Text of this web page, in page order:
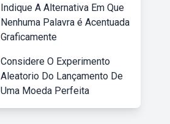
Indique A Alternativa Em Que
Nenhuma Palavra é Acentuada
Graficamente
Considere O Experimento
Aleatorio Do Lançamento De
Uma Moeda Perfeita